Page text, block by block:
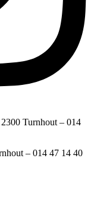
Turnhout – 014
– 014 47 14 40